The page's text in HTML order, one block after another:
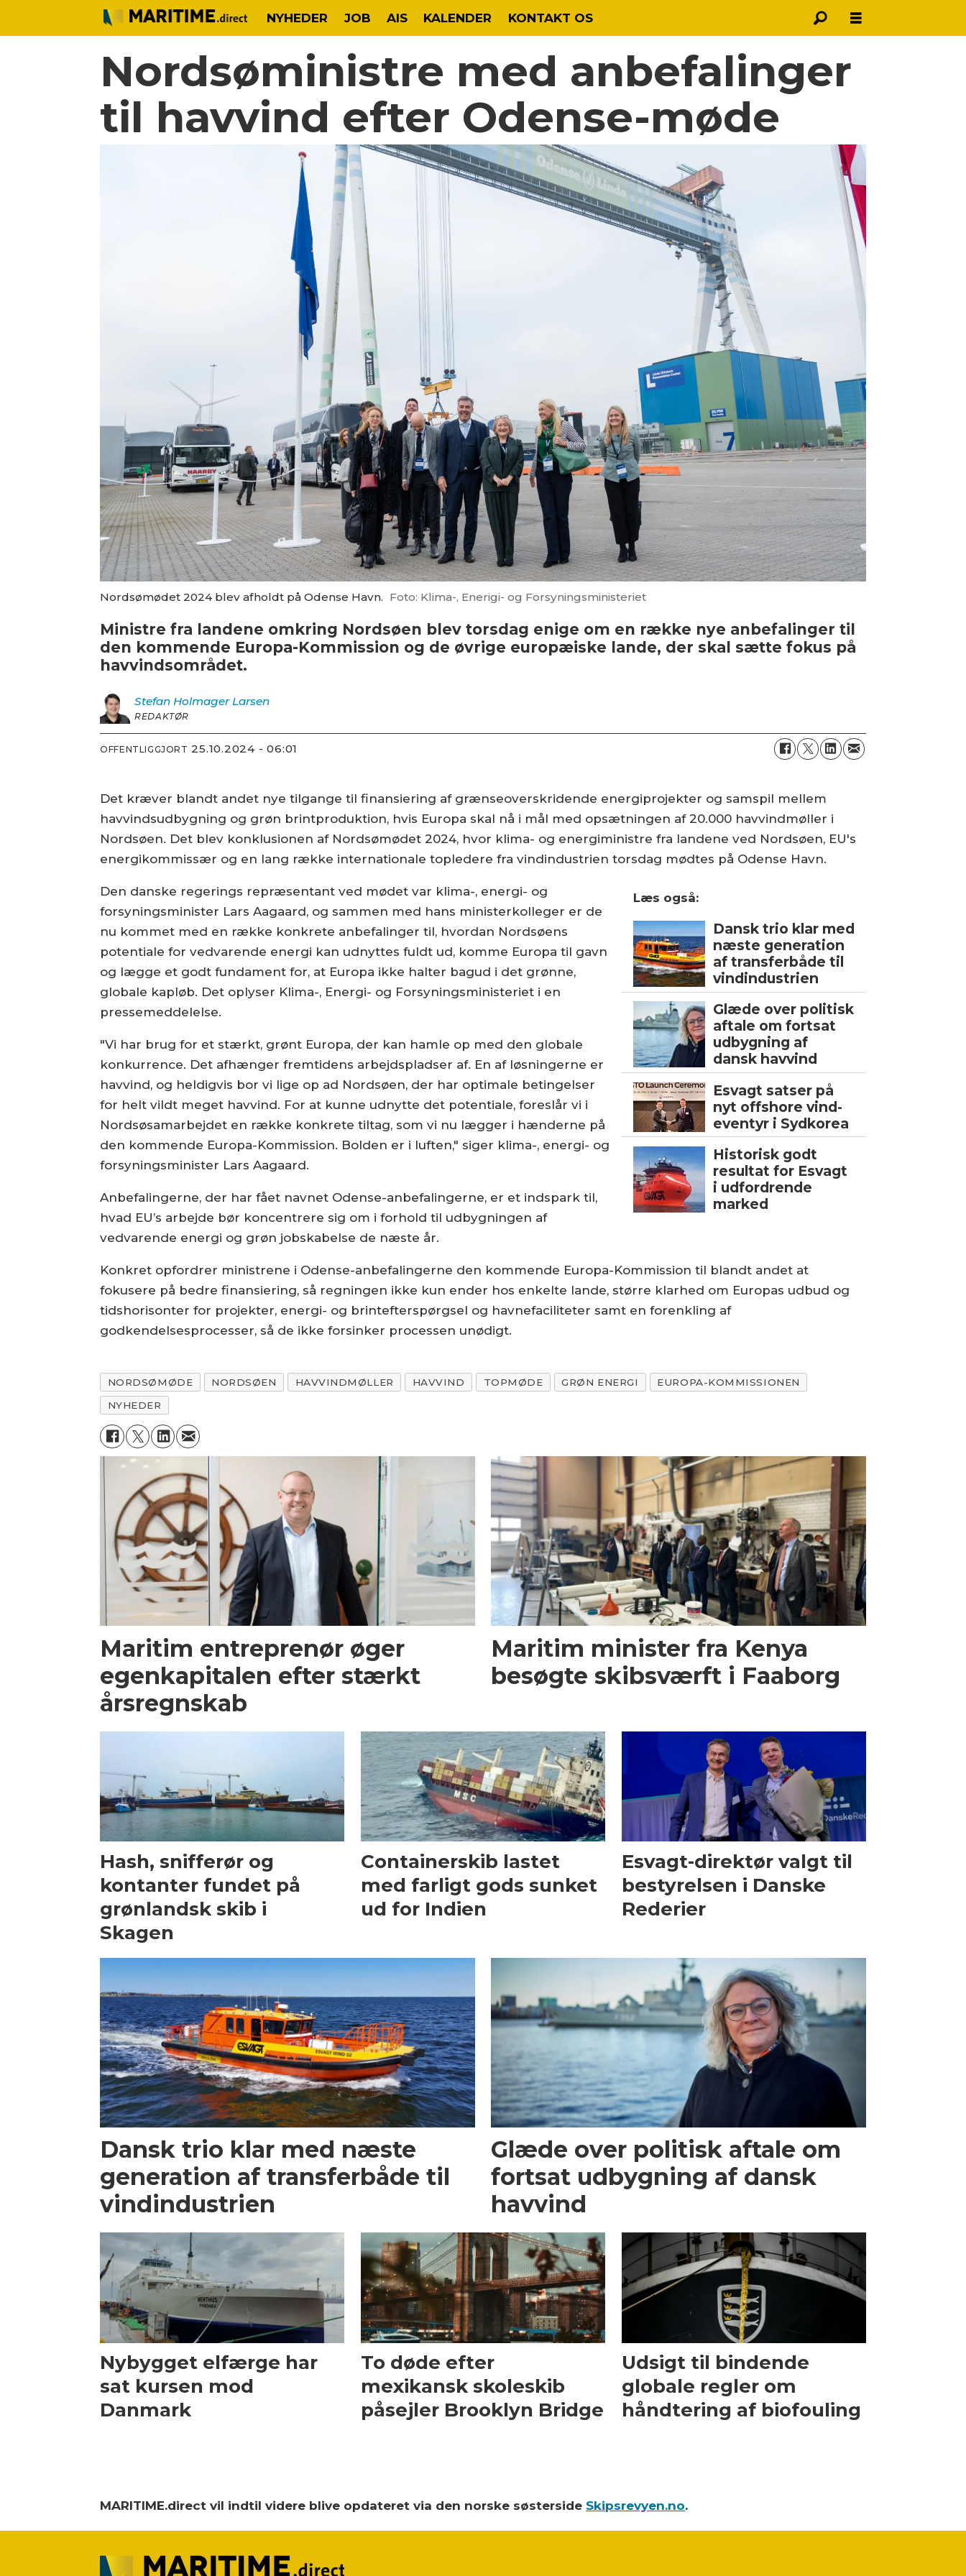
NYHEDER JOB AIS KALENDER KONTAKT OS
Nordsøministre med anbefalinger
til havvind efter Odense-møde
Nordsømødet 2024 blev afholdt på Odense Havn. Foto: Klima-, Enerigi- og Forsyningsministeriet
Ministre fra landene omkring Nordsøen blev torsdag enige om en række nye anbefalinger til
den kommende Europa-Kommission og de øvrige europæiske lande, der skal sætte fokus på
havvindsområdet.
Stefan Holmager Larsen
REDAKTØR
OFFENTLIGGJORT 25.10.2024 - 06:01
Det kræver blandt andet nye tilgange til finansiering af grænseoverskridende energiprojekter og samspil mellem
havvindsudbygning og grøn brintproduktion, hvis Europa skal nå i mål med opsætningen af 20.000 havvindmøller i
Nordsøen. Det blev konklusionen af Nordsømødet 2024, hvor klima- og energiministre fra landene ved Nordsøen, EU's
energikommissær og en lang række internationale topledere fra vindindustrien torsdag mødtes på Odense Havn.
Læs også:
Dansk trio klar med
næste generation
af transferbåde til
vindindustrien
Glæde over politisk
aftale om fortsat
udbygning af
dansk havvind
Esvagt satser på
nyt offshore vind-
eventyr i Sydkorea
Historisk godt
resultat for Esvagt
i udfordrende
marked
Den danske regerings repræsentant ved mødet var klima-, energi- og
forsyningsminister Lars Aagaard, og sammen med hans ministerkolleger er de
nu kommet med en række konkrete anbefalinger til, hvordan Nordsøens
potentiale for vedvarende energi kan udnyttes fuldt ud, komme Europa til gavn
og lægge et godt fundament for, at Europa ikke halter bagud i det grønne,
globale kapløb. Det oplyser Klima-, Energi- og Forsyningsministeriet i en
pressemeddelelse.
"Vi har brug for et stærkt, grønt Europa, der kan hamle op med den globale
konkurrence. Det afhænger fremtidens arbejdspladser af. En af løsningerne er
havvind, og heldigvis bor vi lige op ad Nordsøen, der har optimale betingelser
for helt vildt meget havvind. For at kunne udnytte det potentiale, foreslår vi i
Nordsøsamarbejdet en række konkrete tiltag, som vi nu lægger i hænderne på
den kommende Europa-Kommission. Bolden er i luften," siger klima-, energi- og
forsyningsminister Lars Aagaard.
Anbefalingerne, der har fået navnet Odense-anbefalingerne, er et indspark til,
hvad EU’s arbejde bør koncentrere sig om i forhold til udbygningen af
vedvarende energi og grøn jobskabelse de næste år.
Konkret opfordrer ministrene i Odense-anbefalingerne den kommende Europa-Kommission til blandt andet at
fokusere på bedre finansiering, så regningen ikke kun ender hos enkelte lande, større klarhed om Europas udbud og
tidshorisonter for projekter, energi- og brintefterspørgsel og havnefaciliteter samt en forenkling af
godkendelsesprocesser, så de ikke forsinker processen unødigt.
NORDSØMØDE NORDSØEN HAVVINDMØLLER HAVVIND TOPMØDE GRØN ENERGI
EUROPA-KOMMISSIONEN
NYHEDER
Maritim entreprenør øger
egenkapitalen efter stærkt
årsregnskab
Maritim minister fra Kenya
besøgte skibsværft i Faaborg
Hash, snifferør og
kontanter fundet på
grønlandsk skib i
Skagen
Containerskib lastet
med farligt gods sunket
ud for Indien
Esvagt-direktør valgt til
bestyrelsen i Danske
Rederier
Dansk trio klar med næste
generation af transferbåde til
vindindustrien
Glæde over politisk aftale om
fortsat udbygning af dansk
havvind
Nybygget elfærge har
sat kursen mod
Danmark
To døde efter
mexikansk skoleskib
påsejler Brooklyn Bridge
Udsigt til bindende
globale regler om
håndtering af biofouling
MARITIME.direct vil indtil videre blive opdateret via den norske søsterside Skipsrevyen.no.